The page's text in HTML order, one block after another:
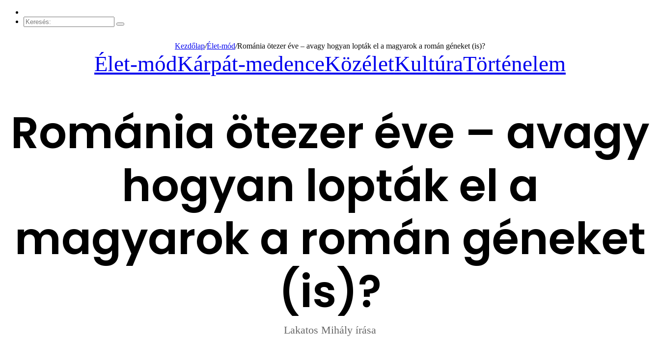
cikk
Keresés:
Kezdőlap/Élet-mód/Románia ötezer éve – avagy hogyan lopták el a magyarok a román géneket (is)?
Élet-módKárpát-medenceKözéletKultúraTörténelem
Románia ötezer éve – avagy
hogyan lopták el a
magyarok a román géneket
(is)?
Lakatos Mihály írása